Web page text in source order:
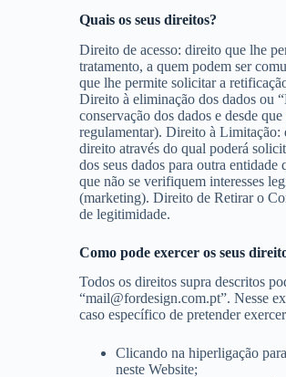
Quais os seus direitos?
Direito de acesso: direito que lhe
tratamento, a quem podem ser
que lhe permite solicitar a
Direito à eliminação dos dados ou
conservação dos dados e desde
regulamentar). Direito à Limitação:
direito através do qual poderá
dos seus dados para outra
que não se verifiquem interesses
(marketing). Direito de Retirar o
de legitimidade.
Como pode exercer os seus
Todos os direitos supra descritos
“mail@fordesign.com.pt”. Nesse
caso específico de pretender
Clicando na hiperligação
neste Website;